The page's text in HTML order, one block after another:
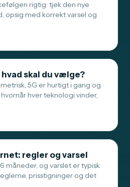
rigtig: tjek den nye
opsig med korrekt varsel og
skal du vælge?
5G er hurtigt i gang og
hver teknologi vinder,
regler og varsel
måneder, og varslet er typisk
prisstigninger og det